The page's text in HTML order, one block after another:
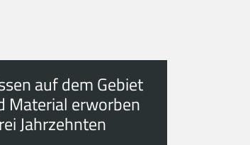
auf dem Gebiet
Material erworben
Jahrzehnten